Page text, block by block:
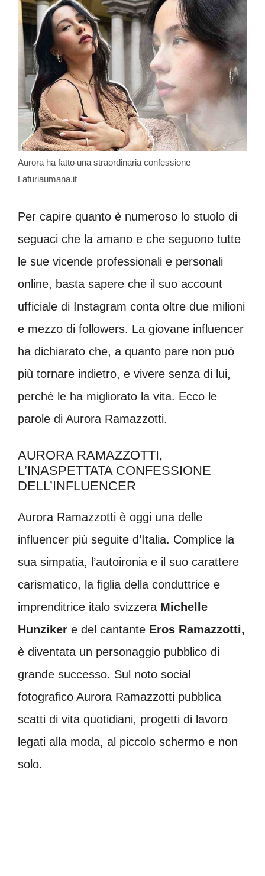
Aurora ha fatto una straordinaria confessione –
Lafuriaumana.it
Per capire quanto è numeroso lo stuolo di
seguaci che la amano e che seguono tutte
le sue vicende professionali e personali
online, basta sapere che il suo account
ufficiale di Instagram conta oltre due milioni
e mezzo di followers. La giovane influencer
ha dichiarato che, a quanto pare non può
più tornare indietro, e vivere senza di lui,
perché le ha migliorato la vita. Ecco le
parole di Aurora Ramazzotti.
AURORA RAMAZZOTTI,
L’INASPETTATA CONFESSIONE
DELL’INFLUENCER
Aurora Ramazzotti è oggi una delle
influencer più seguite d’Italia. Complice la
sua simpatia, l’autoironia e il suo carattere
carismatico, la figlia della conduttrice e
imprenditrice italo svizzera Michelle
Hunziker e del cantante Eros Ramazzotti,
è diventata un personaggio pubblico di
grande successo. Sul noto social
fotografico Aurora Ramazzotti pubblica
scatti di vita quotidiani, progetti di lavoro
legati alla moda, al piccolo schermo e non
solo.